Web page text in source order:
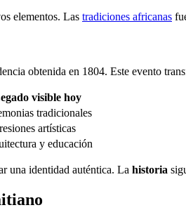
elementos. Las tradiciones africanas
obtenida en 1804. Este evento
visible hoy
tradicionales
artísticas
y educación
una identidad auténtica. La historia